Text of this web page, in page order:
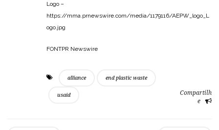
Logo –
https://mma.prnewswire.com/media/1179116/AEPW_logo_L
ogo.jpg
FONTPR Newswire
alliance end plastic waste
usaid
Compartilh
e